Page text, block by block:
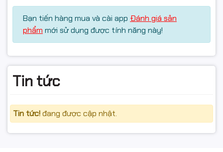
Bạn tiến hàng mua và cài app Đánh giá sản
phẩm mới sử dụng được tính năng này!
Tin tức
Tin tức!đang được cập nhật.